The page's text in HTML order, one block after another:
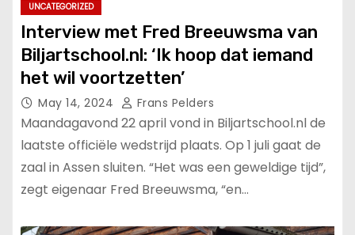
UNCATEGORIZED
Interview met Fred Breeuwsma van
Biljartschool.nl: ‘Ik hoop dat iemand
het wil voortzetten’
May 14, 2024 Frans Pelders
Maandagavond 22 april vond in Biljartschool.nl de
laatste officiële wedstrijd plaats. Op 1 juli gaat de
zaal in Assen sluiten. “Het was een geweldige tijd”,
zegt eigenaar Fred Breeuwsma, “en…